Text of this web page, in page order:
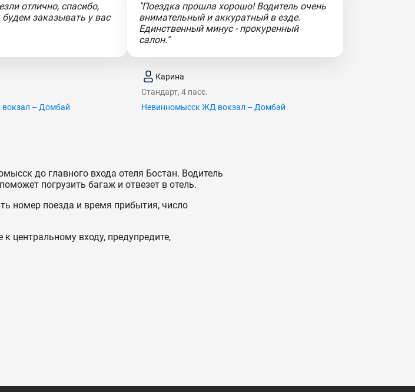
отлично, спасибо,
будем заказывать у вас
– Домбай
"Поездка прошла хорошо! Водитель очень
внимательный и аккуратный в езде.
Единственный минус - прокуренный
салон."
Карина
Стандарт, 4 пасс.
Невинномысск ЖД вокзал – Домбай
до главного входа отеля Бостан. Водитель
погрузить багаж и отвезет в отель.
номер поезда и время прибытия, число
центральному входу, предупредите,